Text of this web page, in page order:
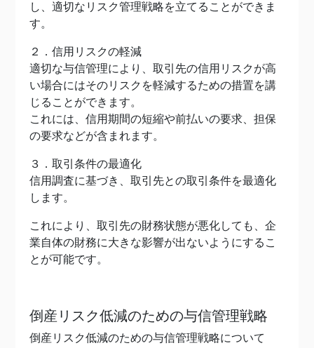
し、適切なリスク管理戦略を立てることができま
す。
２．信用リスクの軽減
適切な与信管理により、取引先の信用リスクが高
い場合にはそのリスクを軽減するための措置を講
じることができます。
これには、信用期間の短縮や前払いの要求、担保
の要求などが含まれます。
３．取引条件の最適化
信用調査に基づき、取引先との取引条件を最適化
します。
これにより、取引先の財務状態が悪化しても、企
業自体の財務に大きな影響が出ないようにするこ
とが可能です。
倒産リスク低減のための与信管理戦略
倒産リスク低減のための与信管理戦略について